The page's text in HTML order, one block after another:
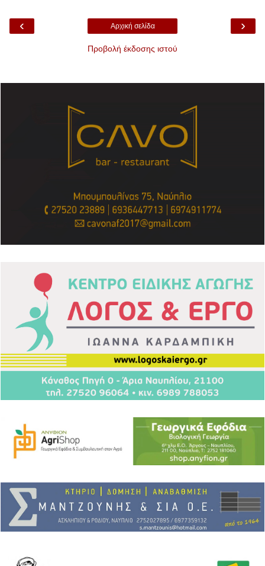
‹ ›
Αρχική σελίδα
Προβολή έκδοσης ιστού